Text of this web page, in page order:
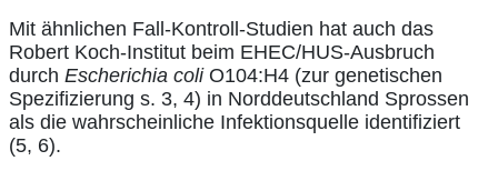
Mit ähnlichen Fall-Kontroll-Studien hat auch das
Robert Koch-Institut beim EHEC/HUS-Ausbruch
durch Escherichia coliO104:H4 (zur genetischen
Spezifizierung s. 3, 4) in Norddeutschland Sprossen
als die wahrscheinliche Infektionsquelle identifiziert
(5, 6).